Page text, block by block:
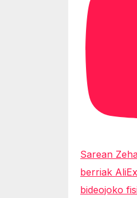
Sarean
berriak
bideojoko